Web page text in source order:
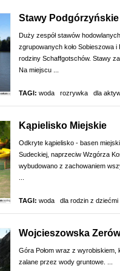
Stawy Podgórzyńskie
Duży zespół stawów
zgrupowanych koło Sobieszowa i
rodziny Schaffgotschów. Stawy
Na miejscu ...
TAGI: woda rozrywka dla
Kąpielisko Miejskie
Odkryte kąpielisko - basen
Sudeckiej, naprzeciw Wzgórza
wybudowano z zachowaniem
TAGI: woda dla rodzin z dziećmi
Wojcieszowska
Góra Połom wraz z
zalane przez wody gruntowe. ...